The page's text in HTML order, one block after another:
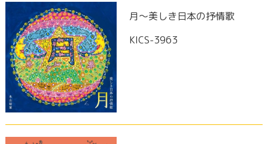
月～美しき日本の抒情歌
KICS-3963